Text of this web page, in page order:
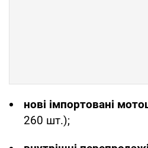
нові імпортовані
260 шт.);